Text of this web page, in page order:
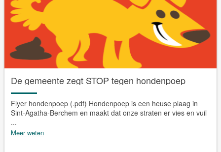
De gemeente zegt STOP tegen hondenpoep
Flyer hondenpoep (.pdf) Hondenpoep is een heuse plaag in
Sint-Agatha-Berchem en maakt dat onze straten er vies en vuil
...
Meer weten